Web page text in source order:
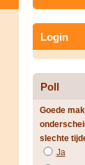
Login
Poll
Goede
slechte
Ja